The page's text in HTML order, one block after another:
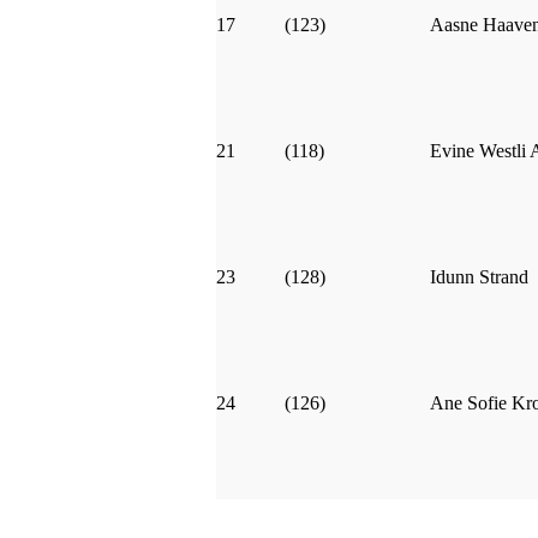
17 (123) Aasne
21 (118) Evine Westli
23 (128) Idunn Strand
24 (126) Ane Sofie